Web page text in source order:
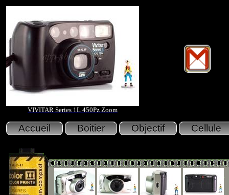
VIVITAR Series 1L 450Pz Zoom